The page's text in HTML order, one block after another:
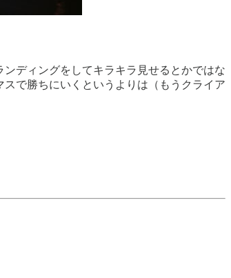
ディングをしてキラキラ見せるとかではな
で勝ちにいくというよりは（もうクライア